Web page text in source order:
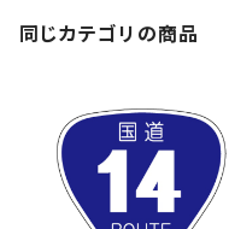
同じカテゴリの商品